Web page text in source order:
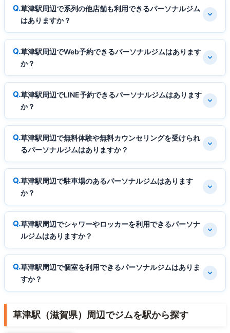
草津駅周辺で系列の他店舗も利用できるパーソナルジム
はありますか？
草津駅周辺でWeb予約できるパーソナルジムはあります
か？
草津駅周辺でLINE予約できるパーソナルジムはあります
か？
草津駅周辺で無料体験や無料カウンセリングを受けられ
るパーソナルジムはありますか？
草津駅周辺で駐車場のあるパーソナルジムはあります
か？
草津駅周辺でシャワーやロッカーを利用できるパーソナ
ルジムはありますか？
草津駅周辺で個室を利用できるパーソナルジムはありま
すか？
草津駅（滋賀県）周辺でジムを駅から探す